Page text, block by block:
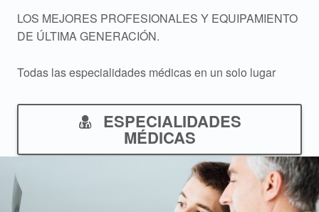
LOS MEJORES PROFESIONALES Y EQUIPAMIENTO
DE ÚLTIMA GENERACIÓN.
Todas las especialidades médicas en un solo lugar
ESPECIALIDADES
MÉDICAS